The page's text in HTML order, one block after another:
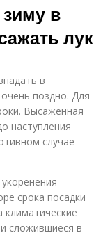
в
лук
в
поздно. Для
Высаженная
наступления
случае
срока посадки
сложившиеся в